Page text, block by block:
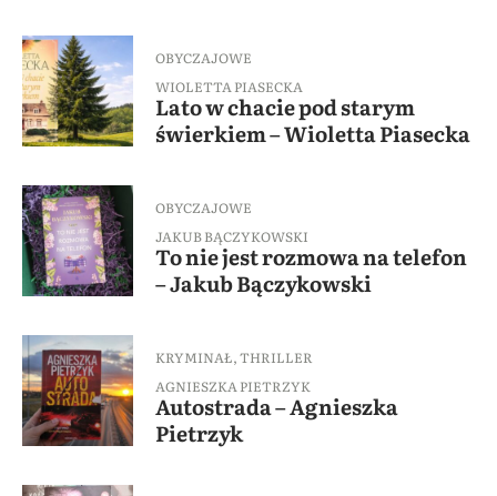
OBYCZAJOWE
WIOLETTA PIASECKA
Lato w chacie pod starym
świerkiem – Wioletta Piasecka
OBYCZAJOWE
JAKUB BĄCZYKOWSKI
To nie jest rozmowa na telefon
– Jakub Bączykowski
KRYMINAŁ,THRILLER
AGNIESZKA PIETRZYK
Autostrada – Agnieszka
Pietrzyk